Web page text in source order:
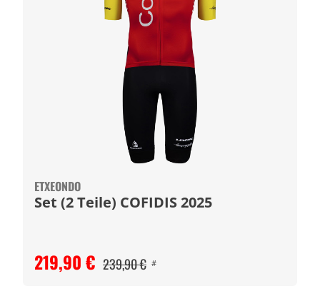
ETXEONDO
Set (2 Teile) COFIDIS 2025
219,90 € 239,90 € #